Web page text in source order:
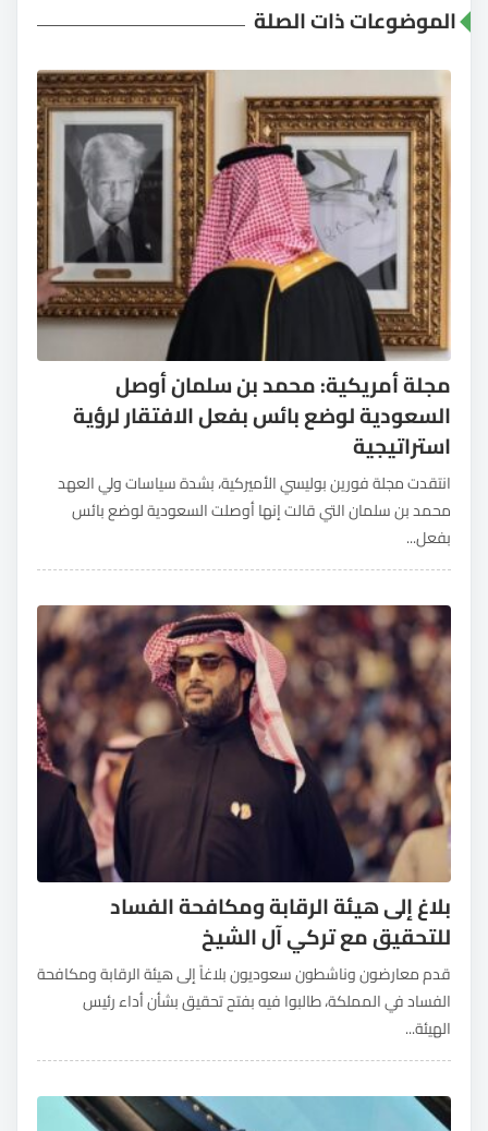
الموضوعات ذات الصلة
مجلة أمريكية: محمد بن سلمان أوصل
السعودية لوضع بائس بفعل الافتقار لرؤية
استراتيجية
انتقدت مجلة فورين بوليسي الأميركية، بشدة سياسات ولي العهد
محمد بن سلمان التي قالت إنها أوصلت السعودية لوضع بائس
بفعل...
بلاغ إلى هيئة الرقابة ومكافحة الفساد
للتحقيق مع تركي آل الشيخ
قدم معارضون وناشطون سعوديون بلاغاً إلى هيئة الرقابة ومكافحة
الفساد في المملكة، طالبوا فيه بفتح تحقيق بشأن أداء رئيس
الهيئة...